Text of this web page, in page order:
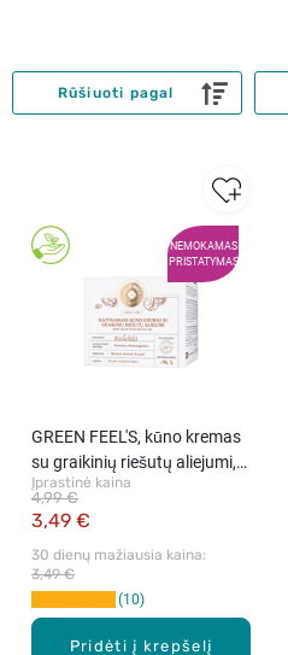
Rūšiuoti pagal
NEMOKAMAS
PRISTATYMAS
Pridėti į krepšelį
GREEN FEEL'S, kūno kremas
su graikinių riešutų aliejumi,
200 ml
Įprastinė kaina
3,49 €
4,99 €
30 dienų mažiausia kaina:
3,49 €
10